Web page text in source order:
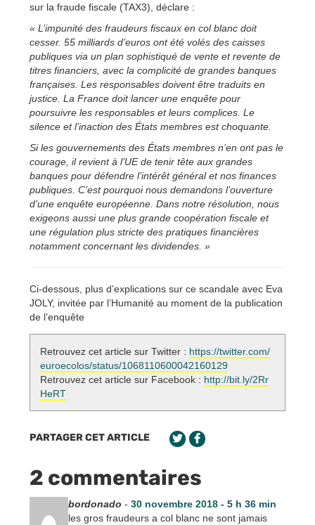
sur la fraude fiscale (TAX3), déclare :
« L’impunité des fraudeurs fiscaux en col blanc doit
cesser. 55 milliards d’euros ont été volés des caisses
publiques via un plan sophistiqué de vente et revente de
titres financiers, avec la complicité de grandes banques
françaises. Les responsables doivent être traduits en
justice. La France doit lancer une enquête pour
poursuivre les responsables et leurs complices. Le
silence et l’inaction des États membres est choquante.
Si les gouvernements des États membres n’en ont pas le
courage, il revient à l’UE de tenir tête aux grandes
banques pour défendre l’intérêt général et nos finances
publiques. C’est pourquoi nous demandons l’ouverture
d’une enquête européenne. Dans notre résolution, nous
exigeons aussi une plus grande coopération fiscale et
une régulation plus stricte des pratiques financières
notamment concernant les dividendes. »
Ci-dessous, plus d’explications sur ce scandale avec Eva
JOLY, invitée par l’Humanité au moment de la publication
de l’enquête
Retrouvez cet article sur Twitter : https://twitter.com/
euroecolos/status/1068110600042160129
Retrouvez cet article sur Facebook : http://bit.ly/2Rr
HeRT
PARTAGER CET ARTICLE
2 commentaires
bordonado - 30 novembre 2018 - 5 h 36 min
les gros fraudeurs a col blanc ne sont jamais